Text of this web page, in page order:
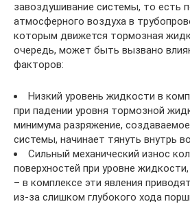
завоздушивание системы, то есть
атмосферного воздуха в
которым движется тормозная
очередь, может быть вызвано
факторов:
Низкий уровень жидкости в
при падении уровня тормозной
минимума разряжение,
системы, начинает тянуть внутрь
Сильный механический износ
поверхностей при уровне
– в комплексе эти явления
из-за слишком глубокого хода